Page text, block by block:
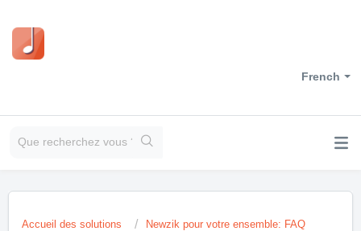
French
Accueil des solutions
Newzik pour votre ensemble: FAQ